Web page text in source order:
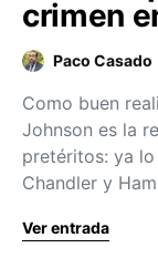
crimen
Paco Casado
Como buen
Johnson es la
pretéritos: ya
Chandler y
Ver entrada